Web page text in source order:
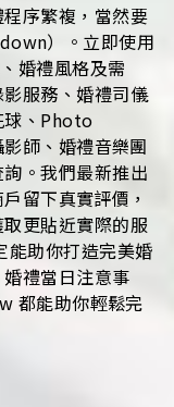
序繁複，當然要
）。立即使用
婚禮風格及需
服務、婚禮司儀
球、Photo
師、婚禮音樂團
。我們最新推出
留下真實評價，
更貼近實際的服
能助你打造完美婚
禮當日注意事
都能助你輕鬆完